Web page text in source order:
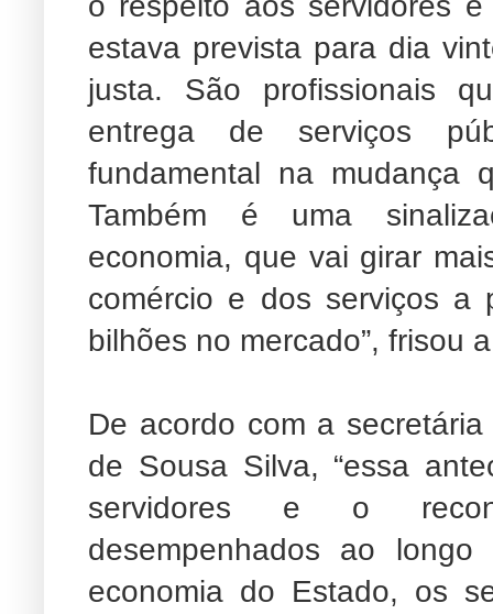
estava prevista para dia
justa. São profissionais
entrega de serviços
fundamental na mudança
Também é uma
economia, que vai girar
comércio e dos serviços
bilhões no mercado”, frisou
De acordo com a
de Sousa Silva, “essa
servidores e o
desempenhados ao
economia do Estado, os